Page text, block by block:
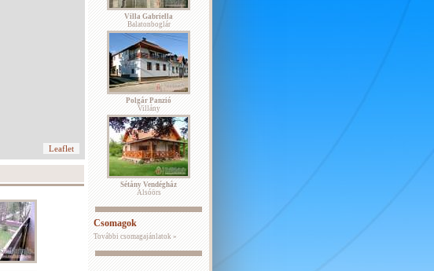
Leaflet
Villa Gabriella
Balatonboglár
Polgár Panzió
Villány
Sétány Vendégház
Alsóörs
Csomagok
További csomagajánlatok »